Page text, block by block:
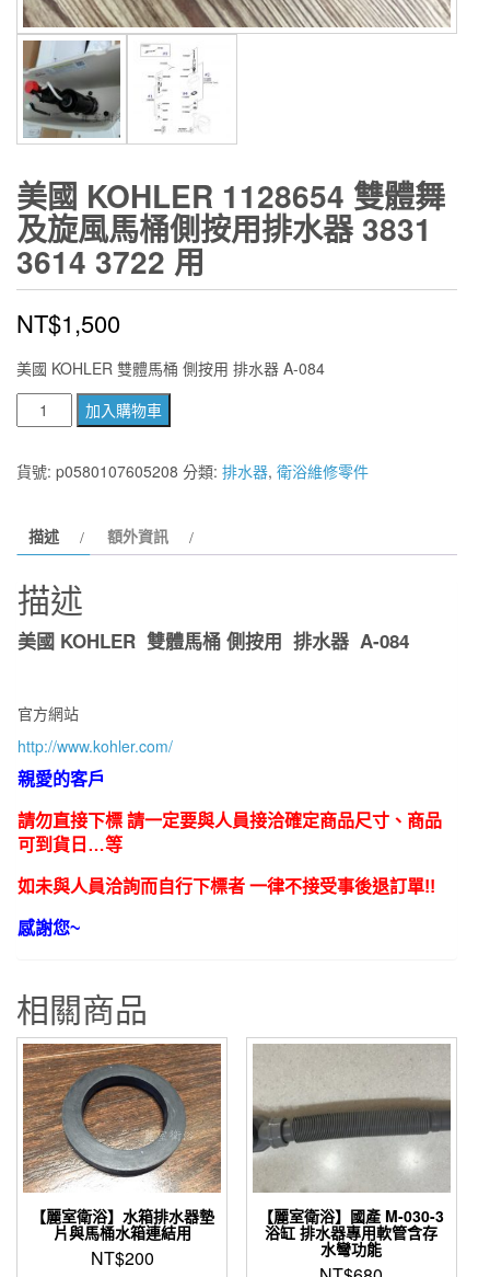
美國 KOHLER 1128654 雙體舞
及旋風馬桶側按用排水器 3831
3614 3722 用
NT$1,500
美國 KOHLER 雙體馬桶 側按用 排水器 A-084
國
KOHLER
1128654
體
及
風
桶
用
排
水
3831
3614
數
量
加入購物車
貨號: p0580107605208 分類: 排水器, 衛浴維修零件
描述 額外資訊
描述
美國 KOHLER 雙體馬桶 側按用 排水器 A-084
官方網站
http://www.kohler.com/
親愛的客戶
請勿直接下標 請一定要與人員接洽確定商品尺寸、商品
可到貨日…等
如未與人員洽詢而自行下標者 一律不接受事後退訂單!!
感謝您~
相關商品
【麗室衛浴】水箱排水器墊
片與馬桶水箱連結用
NT$200
【麗室衛浴】國產 M-030-3
浴缸 排水器專用軟管含存
水彎功能